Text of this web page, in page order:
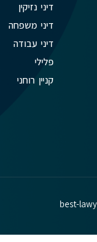
דיני נזיקין
דיני משפחה
דיני עבודה
פלילי
קניין רוחני